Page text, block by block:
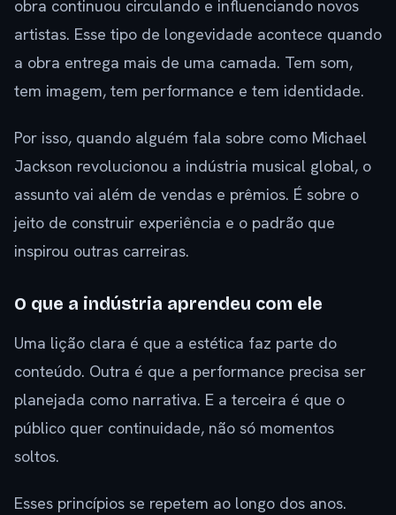
obra continuou circulando e influenciando novos
artistas. Esse tipo de longevidade acontece quando
a obra entrega mais de uma camada. Tem som,
tem imagem, tem performance e tem identidade.
Por isso, quando alguém fala sobre como Michael
Jackson revolucionou a indústria musical global, o
assunto vai além de vendas e prêmios. É sobre o
jeito de construir experiência e o padrão que
inspirou outras carreiras.
O que a indústria aprendeu com ele
Uma lição clara é que a estética faz parte do
conteúdo. Outra é que a performance precisa ser
planejada como narrativa. E a terceira é que o
público quer continuidade, não só momentos
soltos.
Esses princípios se repetem ao longo dos anos.